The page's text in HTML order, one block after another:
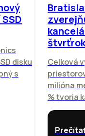
disku
s
Celková
milióna
% tvoria